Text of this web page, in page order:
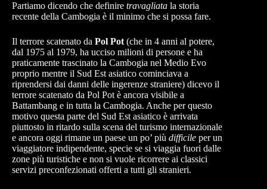
Partiamo dicendo che definire travagliata la storia
recente della Cambogia è il minimo che si possa fare.
Il terrore scatenato da Pol Pot (che in 4 anni al potere,
dal 1975 al 1979, ha ucciso milioni di persone e ha
praticamente trascinato la Cambogia nel Medio Evo
proprio mentre il Sud Est asiatico cominciava a
riprendersi dai danni delle ingerenze straniere) dicevo il
terrore scatenato da Pol Pot è ancora visibile a
Battambang e in tutta la Cambogia. Anche per questo
motivo questa parte del Sud Est asiatico è arrivata
piuttosto in ritardo sulla scena del turismo internazionale
e ancora oggi rimane un paese un po’ più difficile per un
viaggiatore indipendente, specie se si viaggia fuori dalle
zone più turistiche e non si vuole ricorrere ai classici
servizi preconfezionati offerti a tutti gli stranieri.